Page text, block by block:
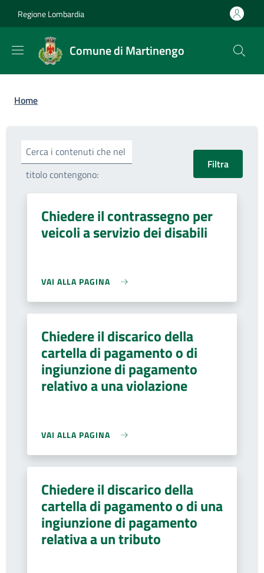
Regione Lombardia
Comune di Martinengo
Briciole di pane
Home
Cerca i contenuti che nel
titolo contengono:
Chiedere il contrassegno per
veicoli a servizio dei disabili
VAI ALLA PAGINA
Chiedere il discarico della
cartella di pagamento o di
ingiunzione di pagamento
relativo a una violazione
VAI ALLA PAGINA
Chiedere il discarico della
cartella di pagamento o di una
ingiunzione di pagamento
relativa a un tributo